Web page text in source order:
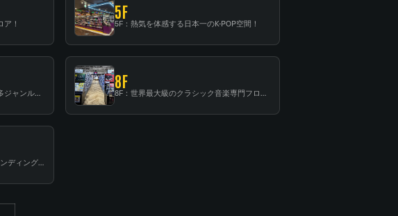
！
5F
5F：熱気を体感する日本一のK-POP空間！
7F：あらゆる音楽が集結する最多ジャンルフロア！
8F
8F：世界最大級のクラシック音楽専門フロア！
BEER：レコードに囲まれたスタンディングバー